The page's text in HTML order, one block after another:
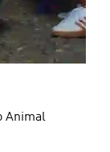
Animal